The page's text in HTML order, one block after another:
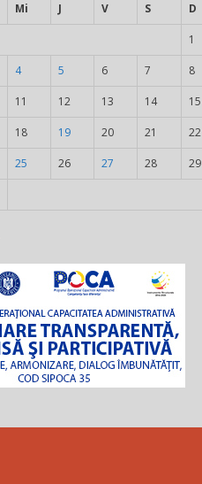
Mi J V S D
1
4 5 6 7 8
11 12 13 14 15
18 19 20 21 22
25 26 27 28 29